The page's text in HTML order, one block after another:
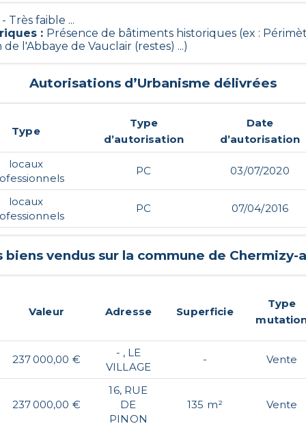
- Très faible ...
: Présence de bâtiments historiques (ex :
l'Abbaye de Vauclair (restes) ...)
Autorisations d’Urbanisme délivrées
Type
Type
d’autorisation
Date
d’autorisation
locaux
PC 03/07/2020
locaux
PC 07/04/2016
biens vendus sur la commune de Chermizy-
Valeur Adresse Superficie
Type
237 000,00 €
- , LE
VILLAGE
- Vente
237 000,00 €
16, RUE
DE
PINON
135 m² Vente